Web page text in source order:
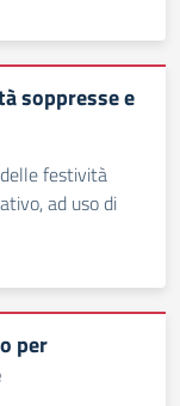
soppresse e
festività
ad uso di
per